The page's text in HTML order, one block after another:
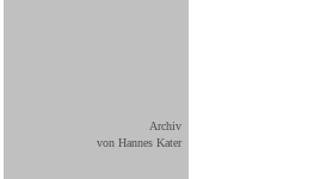
Archiv
von Hannes Kater